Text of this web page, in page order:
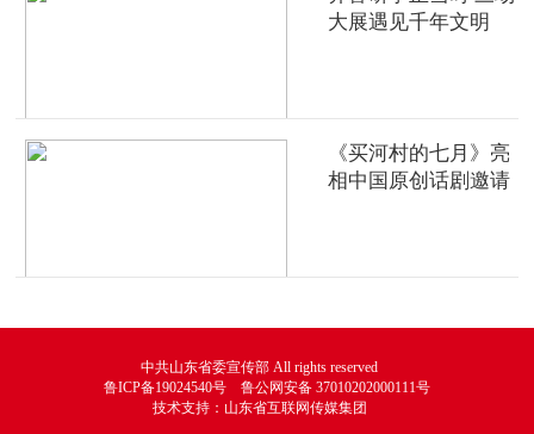
大展遇见千年文明
《买河村的七月》亮
相中国原创话剧邀请
中共山东省委宣传部 All rights reserved
鲁ICP备19024540号 鲁公网安备 37010202000111号
技术支持：山东省互联网传媒集团